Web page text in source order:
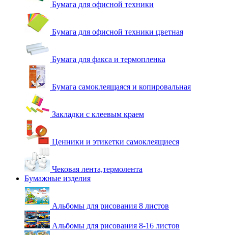
Бумага для офисной техники
Бумага для офисной техники цветная
Бумага для факса и термопленка
Бумага самоклеящаяся и копировальная
Закладки с клеевым краем
Ценники и этикетки самоклеящиеся
Чековая лента,термолента
Бумажные изделия
Альбомы для рисования 8 листов
Альбомы для рисования 8-16 листов